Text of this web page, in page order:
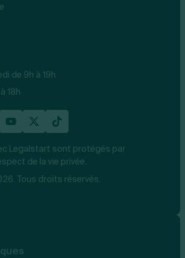
de 9h à 19h
18h
Legalstart sont protégés par
de la vie privée.
Tous droits réservés.